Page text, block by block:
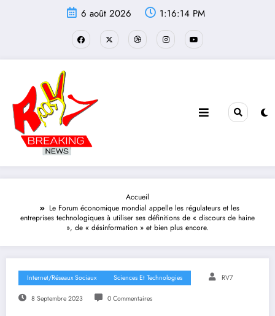
6 août 2026 1:16:14 PM
Accueil
Le Forum économique mondial appelle les régulateurs et les
entreprises technologiques à utiliser ses définitions de « discours de haine
», de « désinformation » et bien plus encore.
Internet/Réseaux Sociaux Sciences Et Technologies RV7
8 Septembre 2023 0 Commentaires